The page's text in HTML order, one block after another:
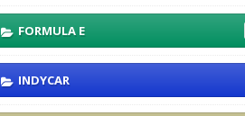
FORMULA E
INDYCAR